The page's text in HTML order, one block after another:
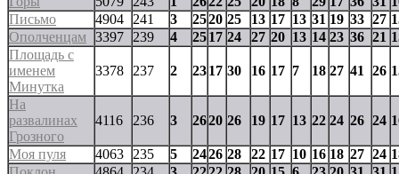
Письмо
4904 241 3 2520 25 13 17 13 31 19 33 27
Ополченцам 3397 239 4 2517 24 27 20 13 14 23 36 21
Площадь с
именем
Минутка
3378 237 2 2317 30 16 17 7 18 27 41 26
На
развалинах
Грозного
4116 236 3 2620 26 19 17 13 22 24 26 24
Моя пуля 4063 235 5 2426 28 22 17 10 16 18 27 24